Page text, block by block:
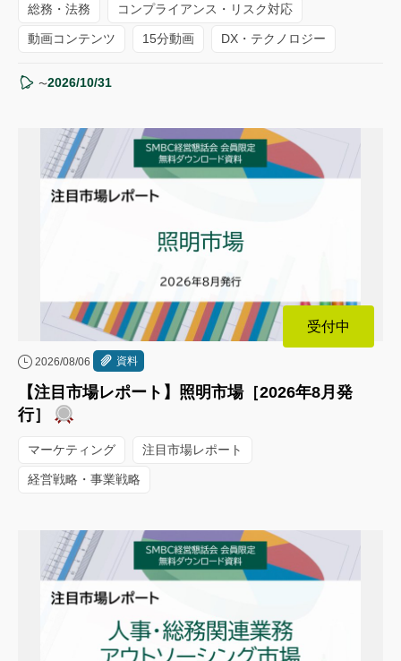
総務・法務 コンプライアンス・リスク対応
動画コンテンツ 15分動画 DX・テクノロジー
〜2026/10/31
受付中
2026/08/06 資料
【注目市場レポート】照明市場［2026年8月発
行］
マーケティング 注目市場レポート
経営戦略・事業戦略